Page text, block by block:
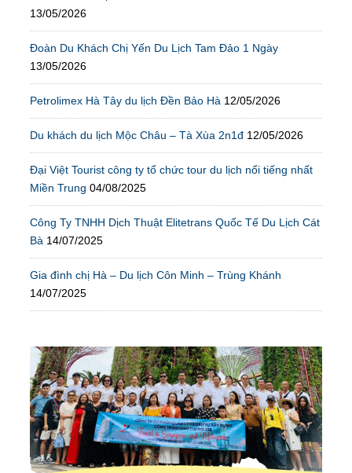
13/05/2026
Đoàn Du Khách Chị Yến Du Lịch Tam Đảo 1 Ngày
13/05/2026
Petrolimex Hà Tây du lịch Đền Bảo Hà 12/05/2026
Du khách du lịch Mộc Châu – Tà Xùa 2n1đ 12/05/2026
Đại Việt Tourist công ty tổ chức tour du lịch nổi tiếng nhất
Miền Trung 04/08/2025
Công Ty TNHH Dịch Thuật Elitetrans Quốc Tế Du Lịch Cát
Bà 14/07/2025
Gia đình chị Hà – Du lịch Côn Minh – Trùng Khánh
14/07/2025